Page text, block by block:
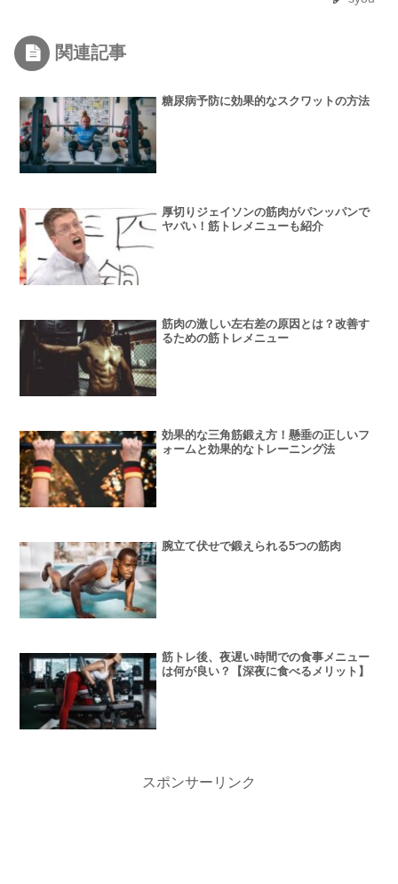
関連記事
糖尿病予防に効果的なスクワットの方法
厚切りジェイソンの筋肉がパンッパンで
ヤバい！筋トレメニューも紹介
筋肉の激しい左右差の原因とは？改善す
るための筋トレメニュー
効果的な三角筋鍛え方！懸垂の正しいフ
ォームと効果的なトレーニング法
腕立て伏せで鍛えられる5つの筋肉
筋トレ後、夜遅い時間での食事メニュー
は何が良い？【深夜に食べるメリット】
スポンサーリンク